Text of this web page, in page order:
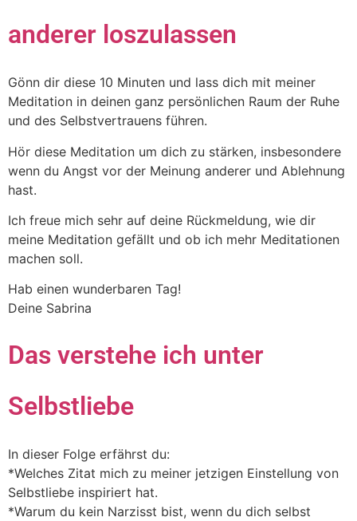
anderer loszulassen
Gönn dir diese 10 Minuten und lass dich mit meiner
Meditation in deinen ganz persönlichen Raum der Ruhe
und des Selbstvertrauens führen.
Hör diese Meditation um dich zu stärken, insbesondere
wenn du Angst vor der Meinung anderer und Ablehnung
hast.
Ich freue mich sehr auf deine Rückmeldung, wie dir
meine Meditation gefällt und ob ich mehr Meditationen
machen soll.
Hab einen wunderbaren Tag!
Deine Sabrina
Das verstehe ich unter
Selbstliebe
In dieser Folge erfährst du:
*Welches Zitat mich zu meiner jetzigen Einstellung von
Selbstliebe inspiriert hat.
*Warum du kein Narzisst bist, wenn du dich selbst